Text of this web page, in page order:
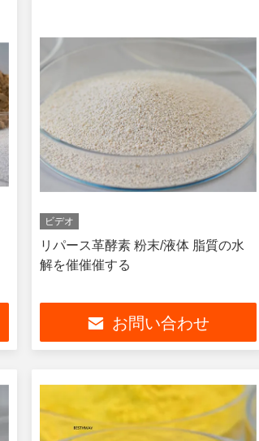
ビデオ
リパース革酵素 粉末/液体 脂質の水
解を催催催する
お問い合わせ